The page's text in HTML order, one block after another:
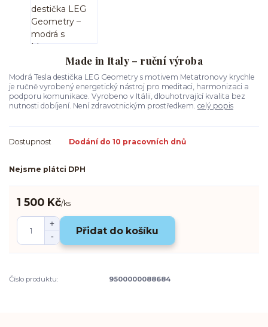
Made in Italy – ruční výroba
Modrá Tesla destička LEG Geometry s motivem Metatronovy krychle
je ručně vyrobený energetický nástroj pro meditaci, harmonizaci a
podporu komunikace. Vyrobeno v Itálii, dlouhotrvající kvalita bez
nutnosti dobíjení. Není zdravotnickým prostředkem. celý popis
Dostupnost Dodání do 10 pracovních dnů
Nejsme plátci DPH
1 500 Kč/ks
Přidat do košíku
Číslo produktu: 9500000088684